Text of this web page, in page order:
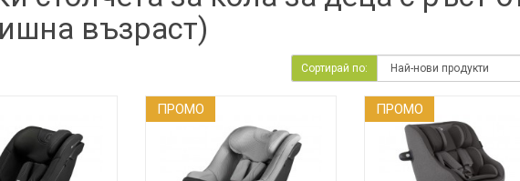
възраст)
Сортирай по:
ПРОМO ПРОМO